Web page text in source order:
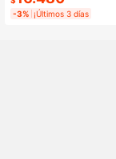
able Con La Piel, Con
Almohada.
-3% ¡Últimos 3 días